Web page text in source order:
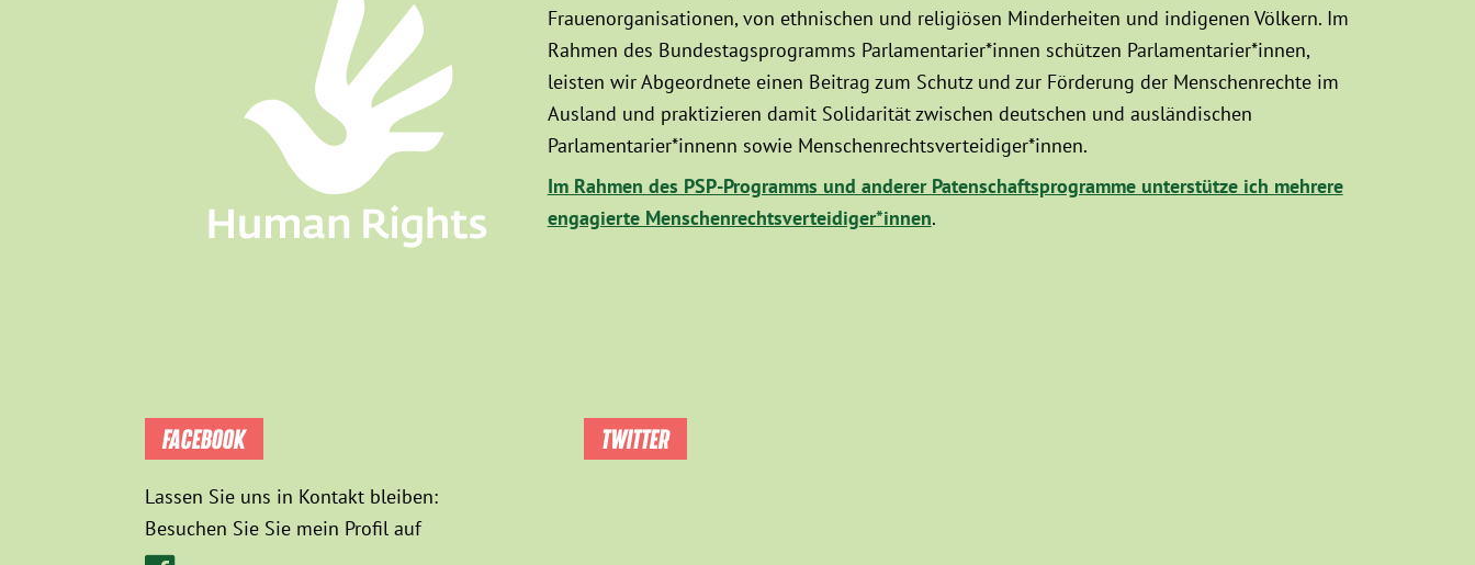
Frauenorganisationen, von ethnischen und religiösen Minderheiten und indigenen Völkern. Im
Rahmen des Bundestagsprogramms Parlamentarier*innen schützen Parlamentarier*innen,
leisten wir Abgeordnete einen Beitrag zum Schutz und zur Förderung der Menschenrechte im
Ausland und praktizieren damit Solidarität zwischen deutschen und ausländischen
Parlamentarier*innenn sowie Menschenrechtsverteidiger*innen.
Im Rahmen des PSP-Programms und anderer Patenschaftsprogramme unterstütze ich mehrere
engagierte Menschenrechtsverteidiger*innen.
FACEBOOK
Lassen Sie uns in Kontakt bleiben:
Besuchen Sie Sie mein Profil auf
TWITTER